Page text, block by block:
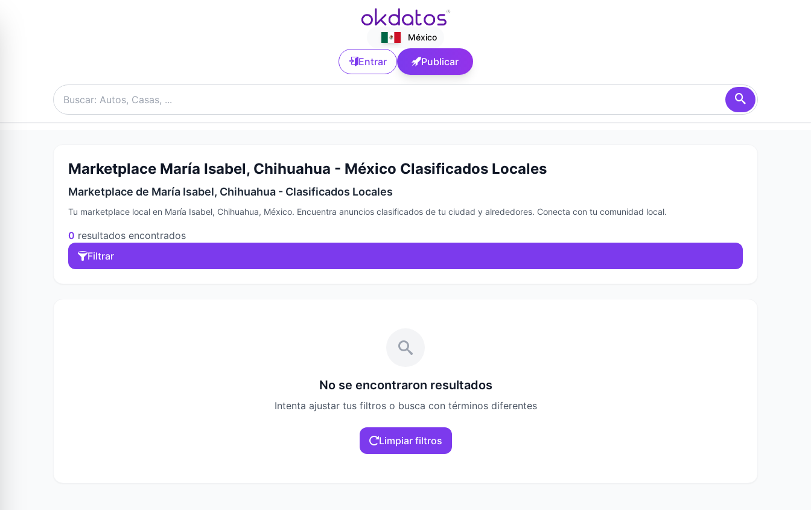
México
Entrar Publicar
Marketplace María Isabel, Chihuahua - México Clasificados Locales
Marketplace de María Isabel, Chihuahua - Clasificados Locales
Tu marketplace local en María Isabel, Chihuahua, México. Encuentra anuncios clasificados de tu ciudad y alrededores. Conecta con tu comunidad local.
0 resultados encontrados
Filtrar
No se encontraron resultados
Intenta ajustar tus filtros o busca con términos diferentes
Limpiar filtros